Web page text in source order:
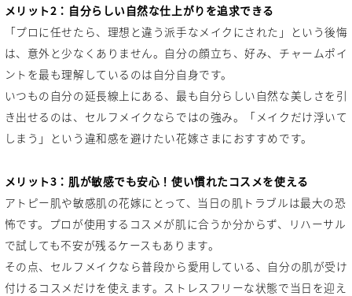
メリット2：自分らしい自然な仕上がりを追求できる
「プロに任せたら、理想と違う派手なメイクにされた」という後悔
は、意外と少なくありません。自分の顔立ち、好み、チャームポイ
ントを最も理解しているのは自分自身です。
いつもの自分の延長線上にある、最も自分らしい自然な美しさを引
き出せるのは、セルフメイクならではの強み。「メイクだけ浮いて
しまう」という違和感を避けたい花嫁さまにおすすめです。
メリット3：肌が敏感でも安心！使い慣れたコスメを使える
アトピー肌や敏感肌の花嫁にとって、当日の肌トラブルは最大の恐
怖です。プロが使用するコスメが肌に合うか分からず、リハーサル
で試しても不安が残るケースもあります。
その点、セルフメイクなら普段から愛用している、自分の肌が受け
付けるコスメだけを使えます。ストレスフリーな状態で当日を迎え